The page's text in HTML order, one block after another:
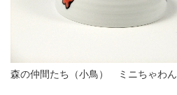
森の仲間たち（小鳥） ミニちゃわん